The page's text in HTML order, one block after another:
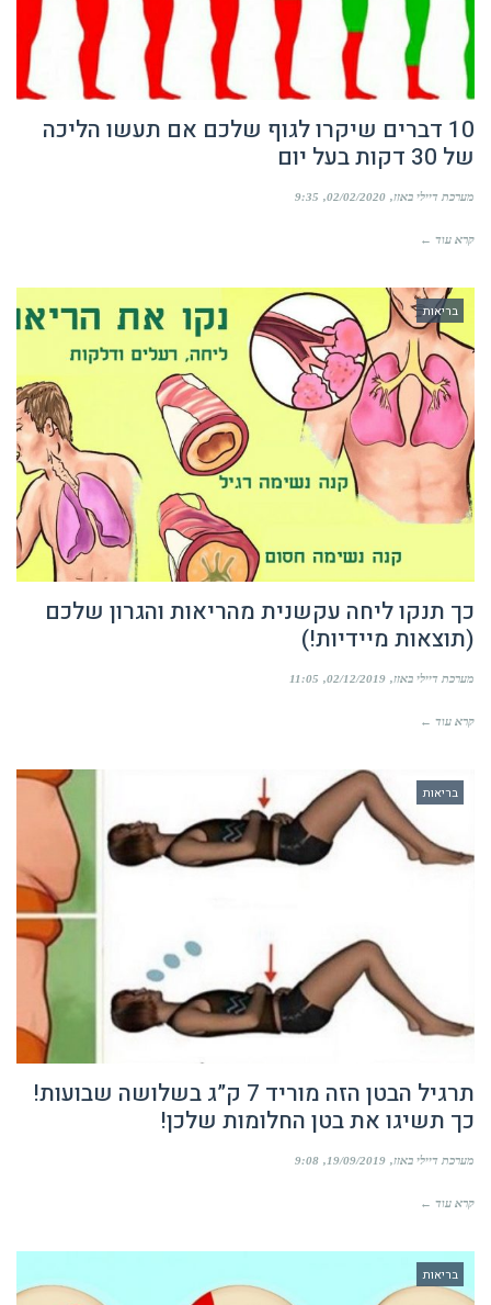
10 דברים שיקרו לגוף שלכם אם תעשו הליכה
של 30 דקות בעל יום
מערכת דיילי באזז 02/02/2020
9:35
קרא עוד ←
בריאות
כך תנקו ליחה עקשנית מהריאות והגרון שלכם
(תוצאות מיידיות!)
מערכת דיילי באזז 02/12/2019
11:05
קרא עוד ←
בריאות
תרגיל הבטן הזה מוריד 7 ק”ג בשלושה שבועות!
כך תשיגו את בטן החלומות שלכן!
מערכת דיילי באזז 19/09/2019
9:08
קרא עוד ←
בריאות